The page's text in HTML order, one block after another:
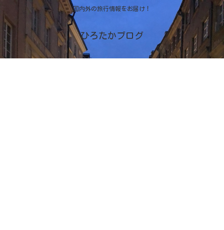
国内外の旅行情報をお届け！
ひろたかブログ